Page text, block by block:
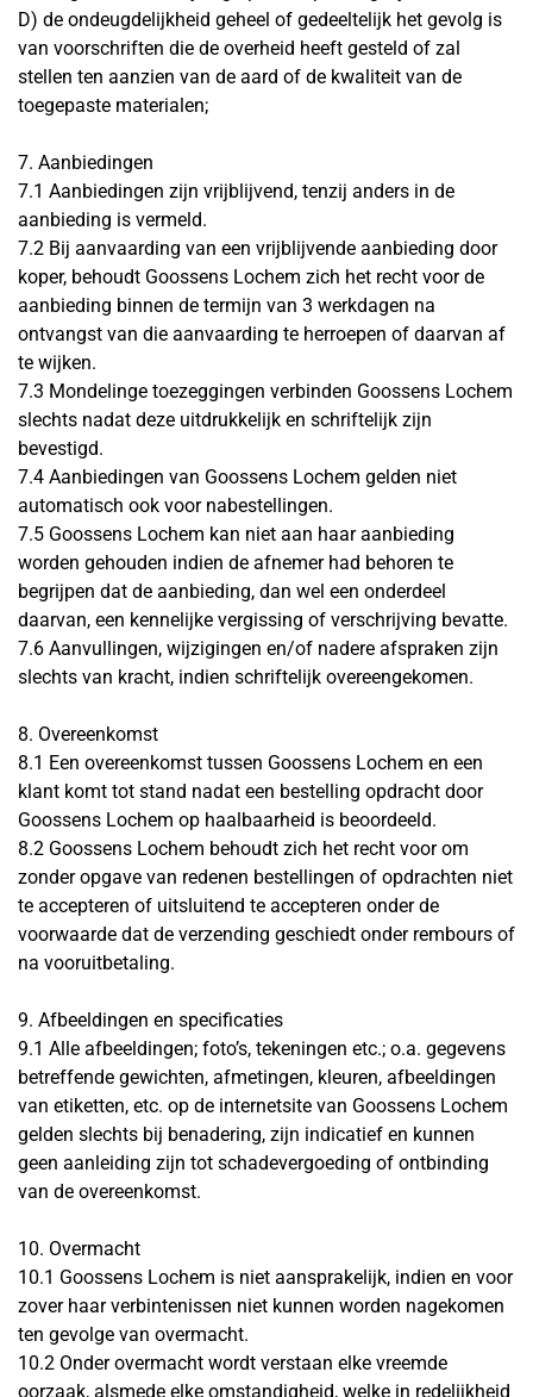
D) de ondeugdelijkheid geheel of gedeeltelijk het gevolg is
van voorschriften die de overheid heeft gesteld of zal
stellen ten aanzien van de aard of de kwaliteit van de
toegepaste materialen;
7. Aanbiedingen
7.1 Aanbiedingen zijn vrijblijvend, tenzij anders in de
aanbieding is vermeld.
7.2 Bij aanvaarding van een vrijblijvende aanbieding door
koper, behoudt Goossens Lochem zich het recht voor de
aanbieding binnen de termijn van 3 werkdagen na
ontvangst van die aanvaarding te herroepen of daarvan af
te wijken.
7.3 Mondelinge toezeggingen verbinden Goossens Lochem
slechts nadat deze uitdrukkelijk en schriftelijk zijn
bevestigd.
7.4 Aanbiedingen van Goossens Lochem gelden niet
automatisch ook voor nabestellingen.
7.5 Goossens Lochem kan niet aan haar aanbieding
worden gehouden indien de afnemer had behoren te
begrijpen dat de aanbieding, dan wel een onderdeel
daarvan, een kennelijke vergissing of verschrijving bevatte.
7.6 Aanvullingen, wijzigingen en/of nadere afspraken zijn
slechts van kracht, indien schriftelijk overeengekomen.
8. Overeenkomst
8.1 Een overeenkomst tussen Goossens Lochem en een
klant komt tot stand nadat een bestelling opdracht door
Goossens Lochem op haalbaarheid is beoordeeld.
8.2 Goossens Lochem behoudt zich het recht voor om
zonder opgave van redenen bestellingen of opdrachten niet
te accepteren of uitsluitend te accepteren onder de
voorwaarde dat de verzending geschiedt onder rembours of
na vooruitbetaling.
9. Afbeeldingen en specificaties
9.1 Alle afbeeldingen; foto’s, tekeningen etc.; o.a. gegevens
betreffende gewichten, afmetingen, kleuren, afbeeldingen
van etiketten, etc. op de internetsite van Goossens Lochem
gelden slechts bij benadering, zijn indicatief en kunnen
geen aanleiding zijn tot schadevergoeding of ontbinding
van de overeenkomst.
10. Overmacht
10.1 Goossens Lochem is niet aansprakelijk, indien en voor
zover haar verbintenissen niet kunnen worden nagekomen
ten gevolge van overmacht.
10.2 Onder overmacht wordt verstaan elke vreemde
oorzaak, alsmede elke omstandigheid, welke in redelijkheid